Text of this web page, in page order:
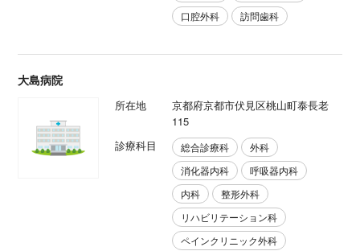
口腔外科
訪問歯科
大島病院
所在地
京都府京都市伏見区桃山町泰長老
115
診療科目
総合診療科
外科
消化器内科
呼吸器内科
内科
整形外科
リハビリテーション科
ペインクリニック外科